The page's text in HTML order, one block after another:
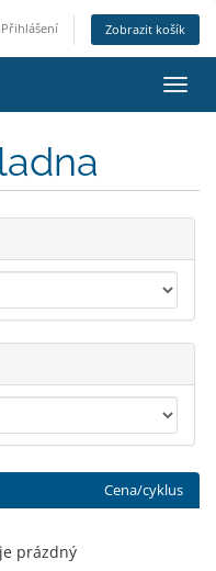
Přihlášení Zobrazit košík
Cena/cyklus
prázdný